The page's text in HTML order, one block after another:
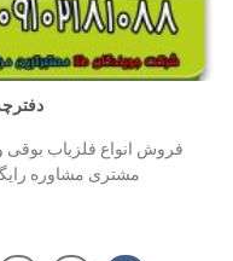
فروش انواع فلزیاب
مشتری مشاوره رایگان